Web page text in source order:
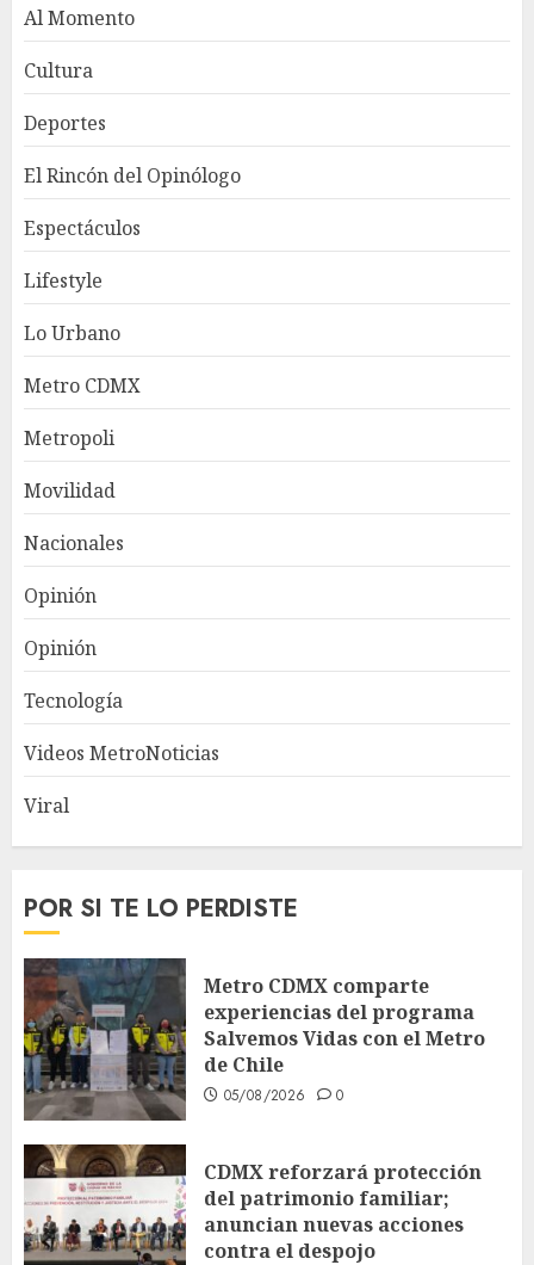
Al Momento
Cultura
Deportes
El Rincón del Opinólogo
Espectáculos
Lifestyle
Lo Urbano
Metro CDMX
Metropoli
Movilidad
Nacionales
Opinión
Opinión
Tecnología
Videos MetroNoticias
Viral
POR SI TE LO PERDISTE
Metro CDMX comparte
experiencias del programa
Salvemos Vidas con el Metro
de Chile
05/08/2026 0
CDMX reforzará protección
del patrimonio familiar;
anuncian nuevas acciones
contra el despojo